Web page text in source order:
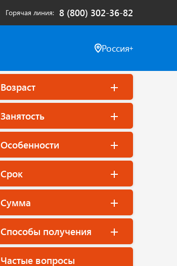
Горячая линия 8 (800) 302-36-82
Россия
Возраст
Занятость
Особенности
Срок
Сумма
Способы получения
Частые вопросы